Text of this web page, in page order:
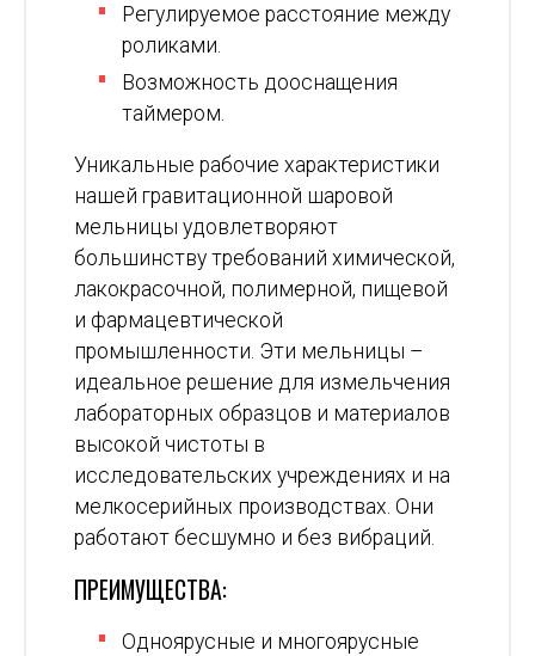
Регулируемое расстояние между
роликами.
Возможность дооснащения
таймером.
Уникальные рабочие характеристики
нашей гравитационной шаровой
мельницы удовлетворяют
большинству требований химической,
лакокрасочной, полимерной, пищевой
и фармацевтической
промышленности. Эти мельницы –
идеальное решение для измельчения
лабораторных образцов и материалов
высокой чистоты в
исследовательских учреждениях и на
мелкосерийных производствах. Они
работают бесшумно и без вибраций.
ПРЕИМУЩЕСТВА:
Одноярусные и многоярусные